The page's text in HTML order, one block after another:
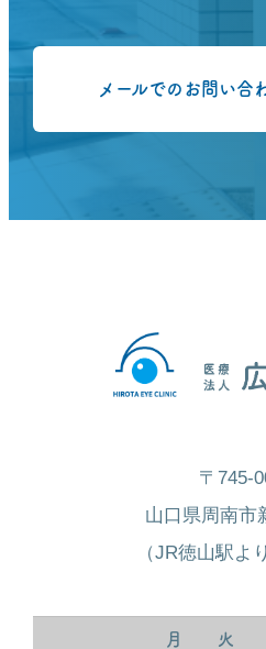
メールでのお問い合
〒745-
山口県周南市
（JR徳山駅よ
月 火